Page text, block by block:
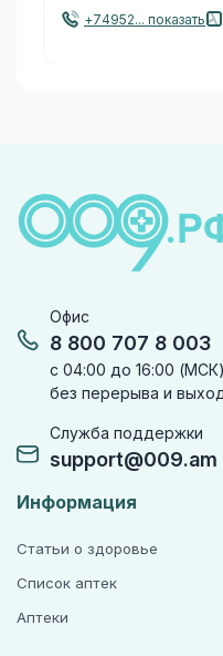
+74952... показать
Офис
8 800 707 8 003
с 04:00 до 16:00 (МСК)
без перерыва и
Служба поддержки
support@009.am
Информация
Статьи о здоровье
Список аптек
Аптеки